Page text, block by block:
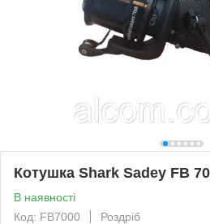
Котушка Shark Sadey FB
В наявності
Код: FB7000
Роздріб